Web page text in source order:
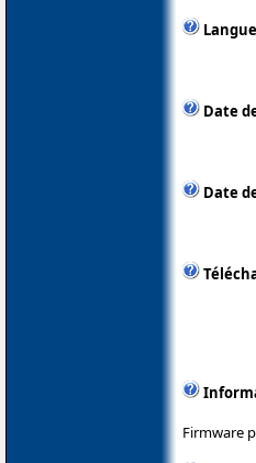
Langue
Date
Date
Firmware